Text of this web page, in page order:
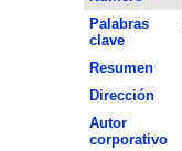
Palabras
clave
Resumen
Dirección
Autor
corporativo